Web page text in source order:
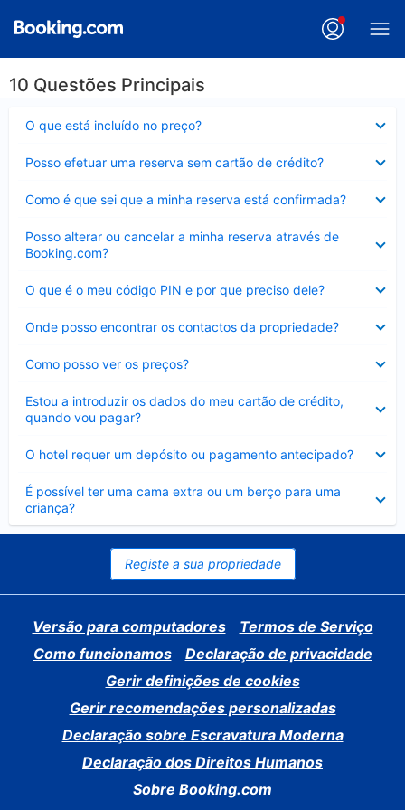
10 Questões Principais
O que está incluído no preço?
fechado
Posso efetuar uma reserva sem cartão de crédito?
fechado
Como é que sei que a minha reserva está confirmada?
fechado
Posso alterar ou cancelar a minha reserva através de
Booking.com?
fechado
O que é o meu código PIN e por que preciso dele?
fechado
Onde posso encontrar os contactos da propriedade?
fechado
Como posso ver os preços?
fechado
Estou a introduzir os dados do meu cartão de crédito,
quando vou pagar?
fechado
O hotel requer um depósito ou pagamento antecipado?
fechado
É possível ter uma cama extra ou um berço para uma
criança?
Elemento
fechado
Registe a sua propriedade
Versão para computadores
Termos de Serviço
Como funcionamos
Declaração de privacidade
Gerir definições de cookies
Gerir recomendações personalizadas
Declaração sobre Escravatura Moderna
Declaração dos Direitos Humanos
Sobre Booking.com